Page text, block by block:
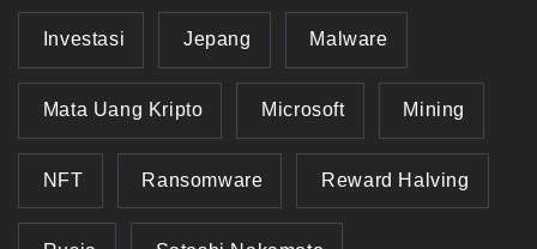
Investasi Jepang Malware
Mata Uang Kripto Microsoft Mining
NFT Ransomware Reward Halving